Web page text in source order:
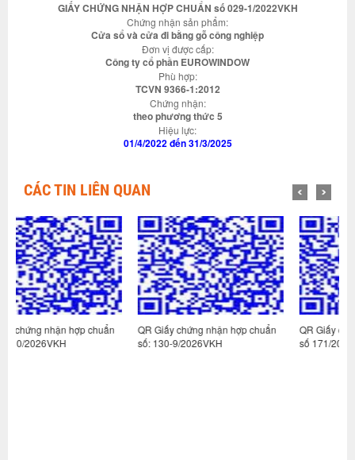
GIẤY CHỨNG NHẬN HỢP CHUẨN số 029-1/2022VKH
Chứng nhận sản phẩm:
Cửa sổ và cửa đi bằng gỗ công nghiệp
Đơn vị được cấp:
Công ty cổ phần EUROWINDOW
Phù hợp:
TCVN 9366-1:2012
Chứng nhận:
theo phương thức 5
Hiệu lực:
01/4/2022 đến 31/3/2025
CÁC TIN LIÊN QUAN
QR Giấy chứng nhận hợp chuẩn
số: 130-9/2026VKH
QR Giấy chứng nhận hợp chuẩn
số 171/2024VKH-2